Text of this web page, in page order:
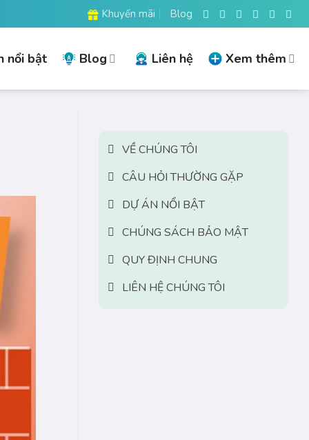
Khuyến mãi Blog
nổi bật Blog Liên hệ Xem thêm
VỀ CHÚNG TÔI
CÂU HỎI THƯỜNG GẶP
DỰ ÁN NỔI BẬT
CHÚNG SÁCH BẢO MẬT
QUY ĐỊNH CHUNG
LIÊN HỆ CHÚNG TÔI